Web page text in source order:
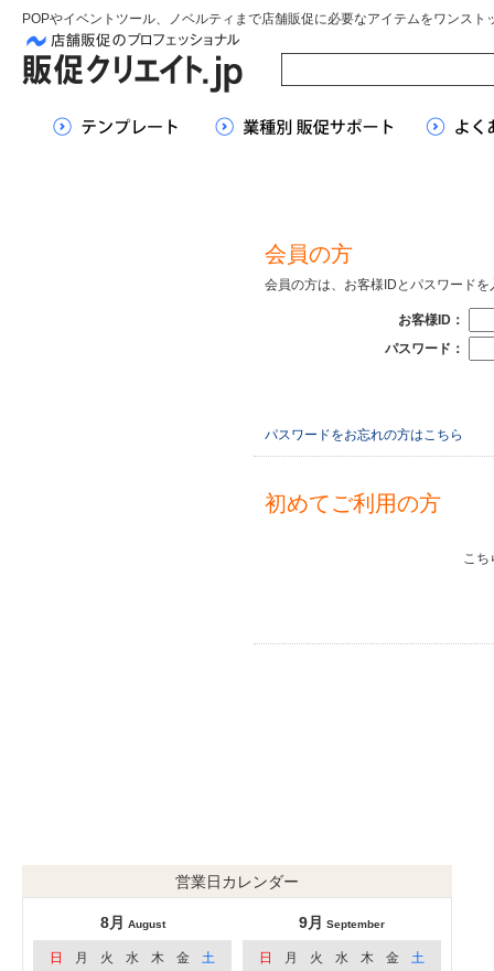
POPやイベントツール、ノベルティまで店舗販促に必要なアイテムをワンスト
会員の方
会員の方は、お客様IDとパスワード
お客様ID：
パスワード：
パスワードをお忘れの方はこちら
初めてご利用の方
こち
営業日カレンダー
8月 August
日 月 火 水 木 金 土
9月 September
日 月 火 水 木 金 土